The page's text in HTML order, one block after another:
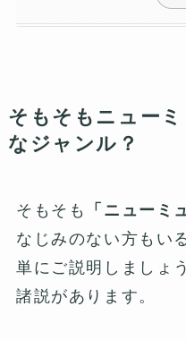
そもそもニュー
なジャンル？
そもそも 「ニューミ
なじみのない方もい
単にご説明しましょ
諸説があります。